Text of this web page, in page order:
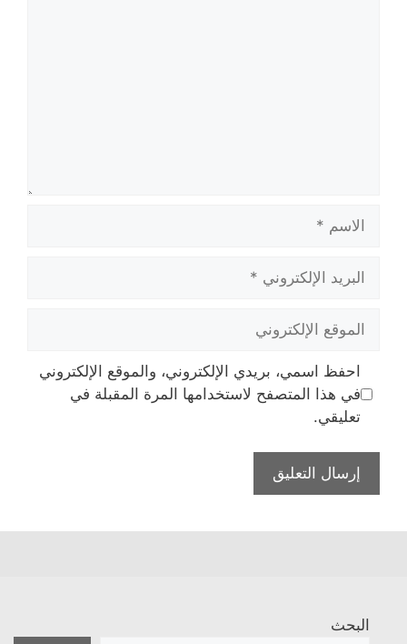
الاسم
البريد
الإلكتروني
الموقع
الإلكتروني
احفظ اسمي، بريدي الإلكتروني، والموقع الإلكتروني
في هذا المتصفح لاستخدامها المرة المقبلة في
تعليقي.
البحث